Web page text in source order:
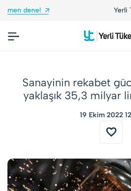
Yerli Tüketiciler, Yerli
Sanayinin rekabet
yaklaşık 35,3 milyar
19 Ekim 2022